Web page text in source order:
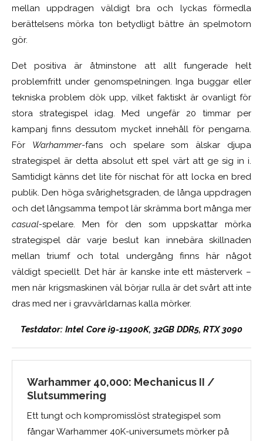
mellan uppdragen väldigt bra och lyckas förmedla
berättelsens mörka ton betydligt bättre än spelmotorn
gör.
Det positiva är åtminstone att allt fungerade helt
problemfritt under genomspelningen. Inga buggar eller
tekniska problem dök upp, vilket faktiskt är ovanligt för
stora strategispel idag. Med ungefär 20 timmar per
kampanj finns dessutom mycket innehåll för pengarna.
För Warhammer-fans och spelare som älskar djupa
strategispel är detta absolut ett spel värt att ge sig in i.
Samtidigt känns det lite för nischat för att locka en bred
publik. Den höga svårighetsgraden, de långa uppdragen
och det långsamma tempot lär skrämma bort många mer
casual-spelare. Men för den som uppskattar mörka
strategispel där varje beslut kan innebära skillnaden
mellan triumf och total undergång finns här något
väldigt speciellt. Det här är kanske inte ett mästerverk –
men när krigsmaskinen väl börjar rulla är det svårt att inte
dras med ner i gravvärldarnas kalla mörker.
Testdator: Intel Core i9-11900K, 32GB DDR5, RTX 3090
Warhammer 40,000: Mechanicus II /
Slutsummering
Ett tungt och kompromisslöst strategispel som
fångar Warhammer 40K-universumets mörker på